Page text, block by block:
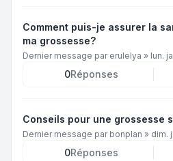
Comment puis-je assurer la
ma grossesse?
Dernier message par erulelya » lun.
0Réponses
Conseils pour une grossesse
Dernier message par bonplan » dim.
0Réponses